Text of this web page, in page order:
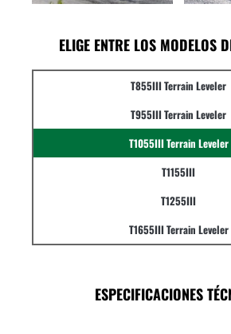
ELIGE ENTRE LOS MODELOS
T855III Terrain Leveler
T955III Terrain Leveler
T1055III Terrain Leveler
T1155III
T1255III
T1655III Terrain Leveler
ESPECIFICACIONES